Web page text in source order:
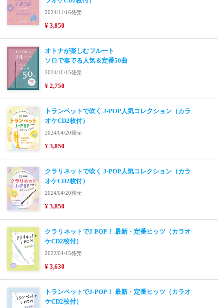
2024/11/16発売
¥ 3,850
オトナが楽しむフルート
ソロで奏でる人気＆定番50曲
2024/10/15発売
¥ 2,750
トランペットで吹く J-POP人気コレクション（カラ
オケCD2枚付）
2024/04/20発売
¥ 3,850
クラリネットで吹く J-POP人気コレクション（カラ
オケCD2枚付）
2024/04/20発売
¥ 3,850
クラリネットでJ-POP！ 最新・定番ヒッツ（カラオ
ケCD2枚付）
2022/04/15発売
¥ 3,630
トランペットでJ-POP！ 最新・定番ヒッツ（カラオ
ケCD2枚付）